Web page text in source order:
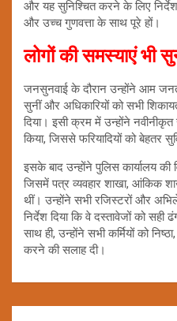
और यह सुनिश्चित करने के लिए निर्देश
और उच्च गुणवत्ता के साथ पूरे हों।
लोगों की समस्याएं भी
जनसुनवाई के दौरान उन्होंने आम
सुनीं और अधिकारियों को सभी
दिया। इसी क्रम में उन्होंने
किया, जिससे फरियादियों को बेहतर
इसके बाद उन्होंने पुलिस कार्यालय की
जिसमें पत्र व्यवहार शाखा, आंकिक
थीं। उन्होंने सभी रजिस्टरों और
निर्देश दिया कि वे दस्तावेजों को
साथ ही, उन्होंने सभी कर्मियों को
करने की सलाह दी।